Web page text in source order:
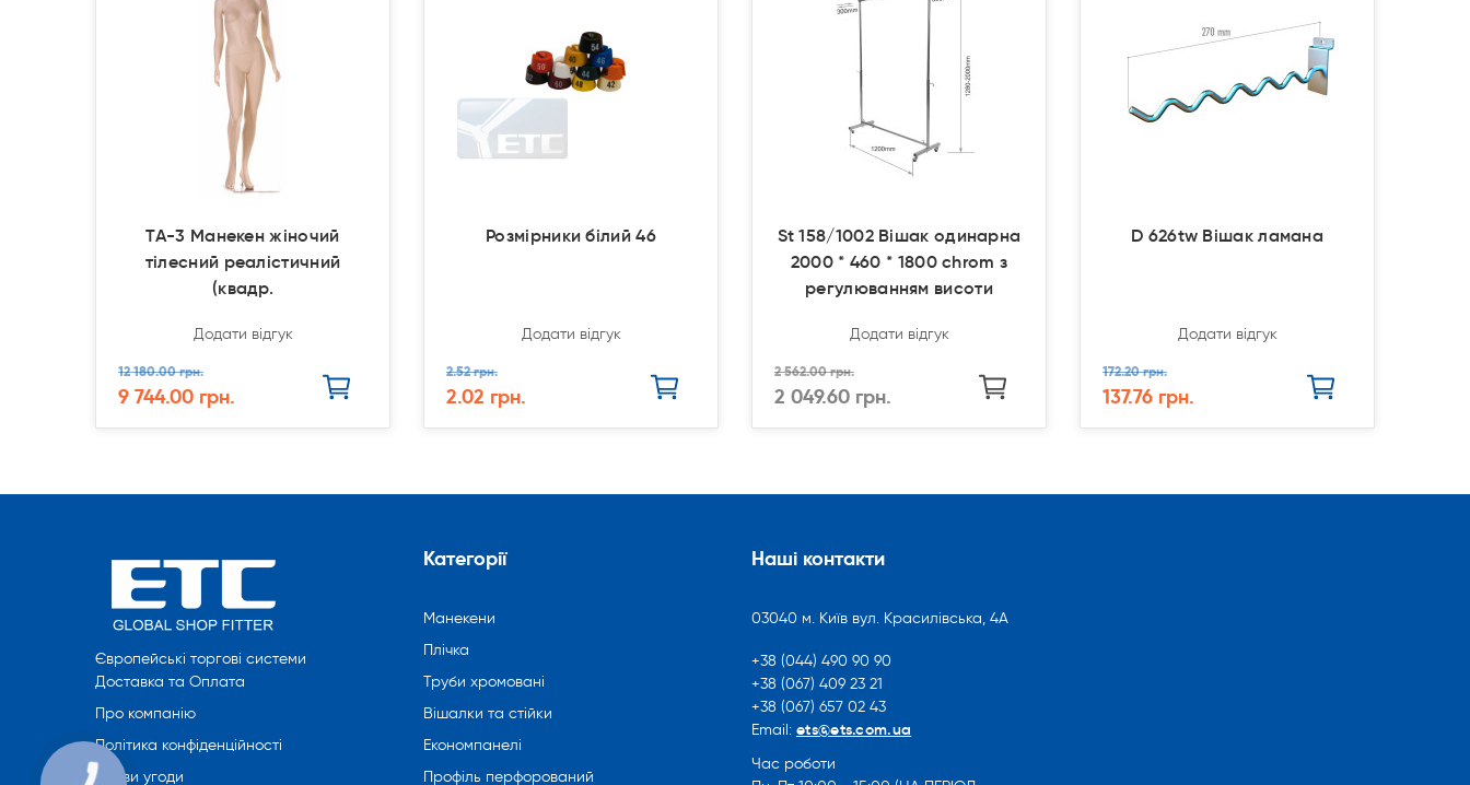
TA-3 Манекен жіночий
тілесний реалістичний
(квадр.
Додати відгук
12 180.00 грн.
9 744.00 грн.
Розмірники білий 46
Додати відгук
2.52 грн.
2.02 грн.
St 158/1002 Вішак одинарна
2000 * 460 * 1800 chrom з
регулюванням висоти
Додати відгук
2 562.00 грн.
2 049.60 грн.
D 626tw Вішак ламана
Додати відгук
172.20 грн.
137.76 грн.
Європейські торгові системи
Доставка та Оплата
Про компанію
Політика конфіденційності
Умови угоди
Категорії
Манекени
Плічка
Труби хромовані
Вішалки та стійки
Економпанелі
Профіль перфорований
Наші контакти
03040 м. Київ вул. Красилівська, 4А
+38 (044) 490 90 90
+38 (067) 409 23 21
+38 (067) 657 02 43
Email: ets@ets.com.ua
Час роботи
КНОПКА